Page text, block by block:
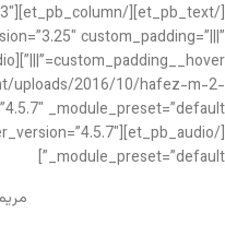
custom_padding=”|||”
uploads/2016/10/hafez-m-2-
_module_preset=”default”]